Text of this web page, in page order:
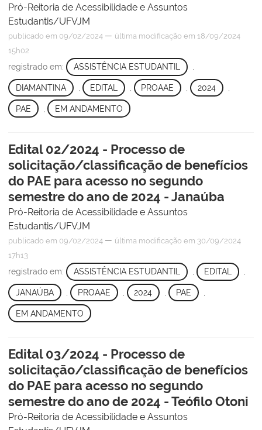
Pró-Reitoria de Acessibilidade e Assuntos
Estudantis/UFVJM
publicado em 09/02/2024 — última modificação em 18/09/2024
15h02
registrado em: ASSISTÊNCIA ESTUDANTIL ,
DIAMANTINA EDITAL PROAAE , 2024
PAE EM ANDAMENTO
Edital 02/2024 - Processo de
solicitação/classificação de benefícios
do PAE para acesso no segundo
semestre do ano de 2024 - Janaúba
Pró-Reitoria de Acessibilidade e Assuntos
Estudantis/UFVJM
publicado em 09/02/2024 — última modificação em 30/09/2024
17h13
registrado em: ASSISTÊNCIA ESTUDANTIL , EDITAL ,
JANAÚBA PROAAE 2024 , PAE
EM ANDAMENTO
Edital 03/2024 - Processo de
solicitação/classificação de benefícios
do PAE para acesso no segundo
semestre do ano de 2024 - Teófilo Otoni
Pró-Reitoria de Acessibilidade e Assuntos